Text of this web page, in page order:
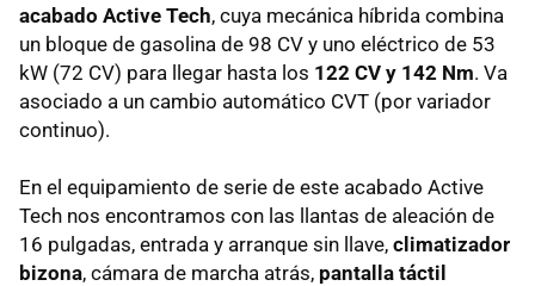
acabado Active Tech, cuya mecánica híbrida combina
un bloque de gasolina de 98 CV y uno eléctrico de 53
kW (72 CV) para llegar hasta los 122 CV y 142 Nm. Va
asociado a un cambio automático CVT (por variador
continuo).
En el equipamiento de serie de este acabado Active
Tech nos encontramos con las llantas de aleación de
16 pulgadas, entrada y arranque sin llave, climatizador
bizona, cámara de marcha atrás, pantalla táctil